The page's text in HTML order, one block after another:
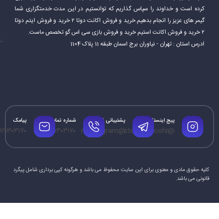
کرده است و خداوند را سپاس گذاریم که توانستیم در این مدت خدمتگزاری شما
گیمر های عزیز را انجام بدهیم.خرید و فروش اکانت دوتا ۲ خرید و فروش ایتم دوتا
۲ خرید و فروش اکانت استیم خرید و فروش بازی سی اس گو تخصص ماست.
ادرس استان : تهران - نیاوران برج اسمان طبقه 11 پلاک 1104
پیج اینستاگرام
@steamforoshi
پشتیبانی تلگرام
@mrtelegram
شماره تماس
۰۹۱۲۱۳۰۳۱۷۰
پیامک
کلیه حقوق مادی و معنوی برای این سایت محفوظ می باشد و هرگونه کپی برداری شامل پیگرد
قانونی می باشد.